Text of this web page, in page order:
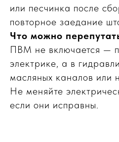
или песчинка после
повторное заедание
Что можно
ПВМ не включается —
электрике, а в
масляных каналов или
Не меняйте
если они исправны.